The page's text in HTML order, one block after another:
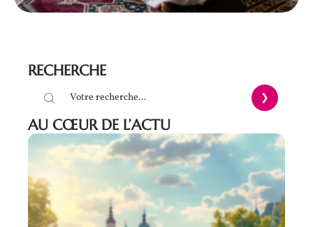
RECHERCHE
AU CŒUR DE L’ACTU